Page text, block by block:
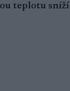
teplotu